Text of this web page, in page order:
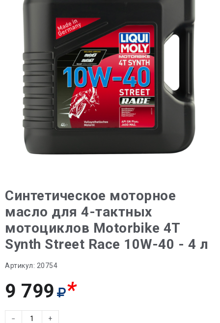
Синтетическое моторное
масло для 4-тактных
мотоциклов Motorbike 4T
Synth Street Race 10W-40 - 4 л
Артикул: 20754
9 799 *
− +